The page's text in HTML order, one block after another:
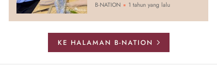
B-NATION 1 tahun yang lalu
KE HALAMAN B-NATION